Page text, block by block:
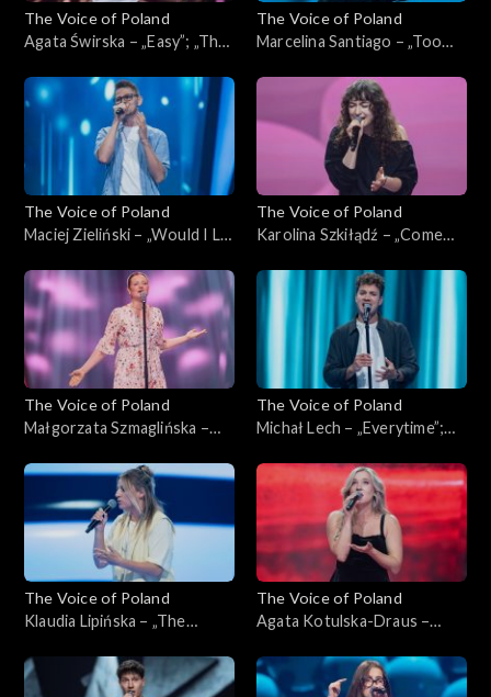
The Voice of Poland
Agata Świrska – „Easy”; „The
Przesłuchania w ciemno, 4
października 2025
The Voice of Poland
Marcelina Santiago – „Too
Poland”, Przesłuchania w
ciemno, 4 października 2025
The Voice of Poland
Maciej Zieliński – „Would I Lie
Poland”, Przesłuchania w
ciemno, 4 października 2025
The Voice of Poland
Karolina Szkiłądź – „Come
of Poland”, Przesłuchania w
ciemno, 4 października 2025
The Voice of Poland
Małgorzata Szmaglińska –
Poland”, Przesłuchania w
ciemno, 4 października 2025
The Voice of Poland
Michał Lech – „Everytime”;
Przesłuchania w ciemno, 4
października 2025
The Voice of Poland
Klaudia Lipińska – „The
Poland”, Przesłuchania w
ciemno, 4 października 2025
The Voice of Poland
Agata Kotulska-Draus –
Poland”, Przesłuchania w
ciemno, 4 października 2025